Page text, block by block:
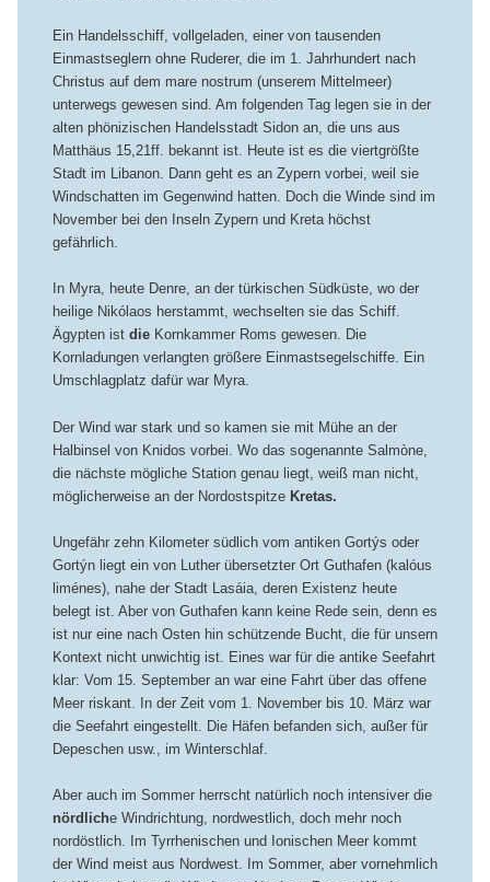
Ein Handelsschiff, vollgeladen, einer von tausenden
Einmastseglern ohne Ruderer, die im 1. Jahrhundert nach
Christus auf dem mare nostrum (unserem Mittelmeer)
unterwegs gewesen sind. Am folgenden Tag legen sie in der
alten phönizischen Handelsstadt Sidon an, die uns aus
Matthäus 15,21ff. bekannt ist. Heute ist es die viertgrößte
Stadt im Libanon. Dann geht es an Zypern vorbei, weil sie
Windschatten im Gegenwind hatten. Doch die Winde sind im
November bei den Inseln Zypern und Kreta höchst
gefährlich.
In Myra, heute Denre, an der türkischen Südküste, wo der
heilige Nikólaos herstammt, wechselten sie das Schiff.
Ägypten ist dieKornkammer Roms gewesen. Die
Kornladungen verlangten größere Einmastsegelschiffe. Ein
Umschlagplatz dafür war Myra.
Der Wind war stark und so kamen sie mit Mühe an der
Halbinsel von Knidos vorbei. Wo das sogenannte Salmòne,
die nächste mögliche Station genau liegt, weiß man nicht,
möglicherweise an der Nordostspitze Kretas.
Ungefähr zehn Kilometer südlich vom antiken Gortýs oder
Gortýn liegt ein von Luther übersetzter Ort Guthafen (kalóus
liménes), nahe der Stadt Lasáia, deren Existenz heute
belegt ist. Aber von Guthafen kann keine Rede sein, denn es
ist nur eine nach Osten hin schützende Bucht, die für unsern
Kontext nicht unwichtig ist. Eines war für die antike Seefahrt
klar: Vom 15. September an war eine Fahrt über das offene
Meer riskant. In der Zeit vom 1. November bis 10. März war
die Seefahrt eingestellt. Die Häfen befanden sich, außer für
Depeschen usw., im Winterschlaf.
Aber auch im Sommer herrscht natürlich noch intensiver die
nördliche Windrichtung, nordwestlich, doch mehr noch
nordöstlich. Im Tyrrhenischen und Ionischen Meer kommt
der Wind meist aus Nordwest. Im Sommer, aber vornehmlich